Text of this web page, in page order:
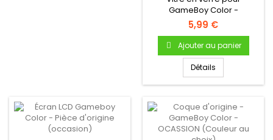
GameBoy Color -
Autocollante - Uniquement
pour Gameboy...
5,99 €
Ajouter au panier
Détails